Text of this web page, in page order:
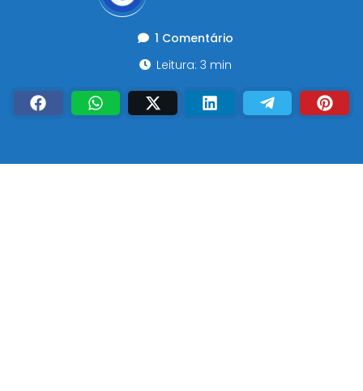
1 Comentário
Leitura: 3 min